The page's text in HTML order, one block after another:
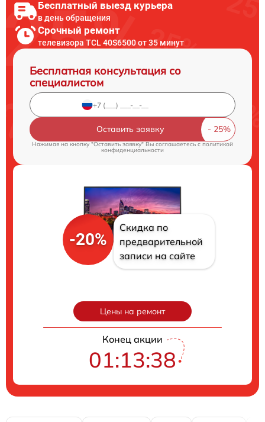
Бесплатный выезд курьера
в день обращения
Срочный ремонт
телевизора TCL 40S6500 от 35 минут
Бесплатная консультация со
специалистом
Оставить заявку
Нажимая на кнопку "Оставить заявку" Вы соглашаетесь cполитикой
конфиденциальности
-20%
Скидка по
предварительной
записи на сайте
Цены на ремонт
Конец акции
01:13:37